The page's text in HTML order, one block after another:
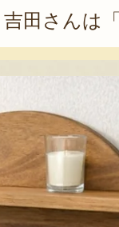
田さんは
まで、一
限に引き
年では、一
る吉田さ
しの心地よ
っかけにな